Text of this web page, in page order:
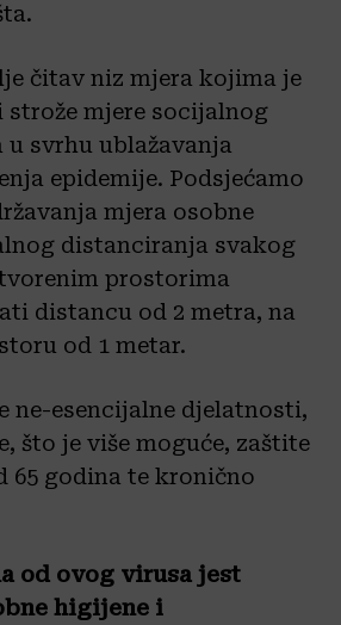
čitav niz mjera kojima je
mjere socijalnog
svrhu ublažavanja
epidemije. Podsjećamo
mjera osobne
distanciranja svakog
prostorima
distancu od 2 metra, na
od 1 metar.
ne-esencijalne djelatnosti,
što je više moguće, zaštite
65 godina te kronično
od ovog virusa jest
higijene i